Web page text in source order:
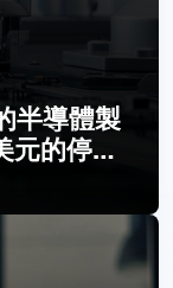
半導體製
元的停機